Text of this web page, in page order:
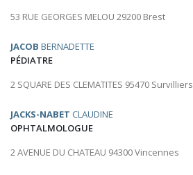
53 RUE GEORGES MELOU 29200 Brest
JACOB BERNADETTE
PÉDIATRE
2 SQUARE DES CLEMATITES 95470 Survilliers
JACKS-NABET CLAUDINE
OPHTALMOLOGUE
2 AVENUE DU CHATEAU 94300 Vincennes